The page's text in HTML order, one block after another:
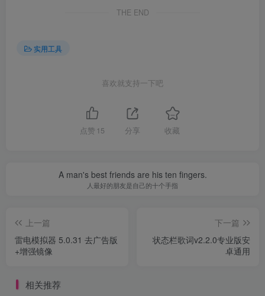
THE END
实用工具
喜欢就支持一下吧
点赞 15 分享 收藏
A man's best friends are his ten fingers.
人最好的朋友是自己的十个手指
上一篇
雷电模拟器 5.0.31 去广告版
+增强镜像
下一篇
状态栏歌词v2.2.0专业版安
卓通用
相关推荐